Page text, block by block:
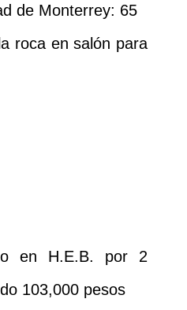
de Monterrey: 65
roca en salón para
en H.E.B. por 2
103,000 pesos